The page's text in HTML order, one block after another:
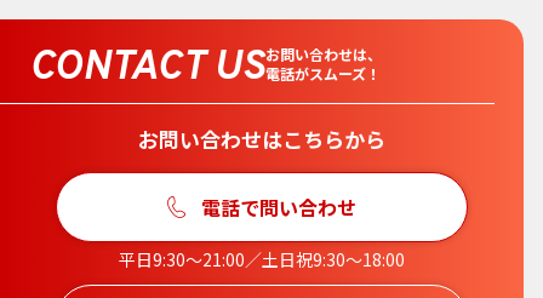
CONTACT USお問い合わせは、
電話がスムーズ！
お問い合わせはこちらから
電話で問い合わせ
平日9:30〜21:00／土日祝9:30〜18:00